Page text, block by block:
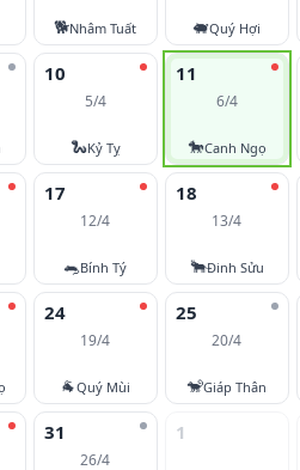
🐕Nhâm Tuất 🐖Quý Hợi
10
5/4
🐍Kỷ Tỵ
11
6/4
🐎Canh Ngọ
17
12/4
🐀Bính Tý
18
13/4
🐂Đinh Sửu
24
19/4
🐐Quý Mùi
25
20/4
🐒Giáp Thân
31
26/4
1